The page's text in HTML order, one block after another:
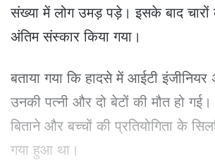
संख्या में लोग उमड़ पड़े। इसके बाद
अंतिम संस्कार किया गया।
बताया गया कि हादसे में आईटी इंजीनियर
उनकी पत्नी और दो बेटों की मौत हो गई।
बिताने और बच्चों की प्रतियोगिता के
गया हुआ था।